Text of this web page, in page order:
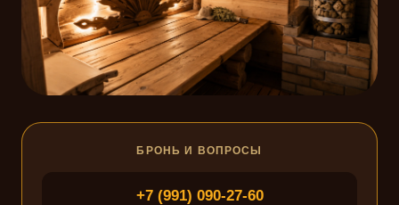
БРОНЬ И ВОПРОСЫ
+7 (991) 090-27-60